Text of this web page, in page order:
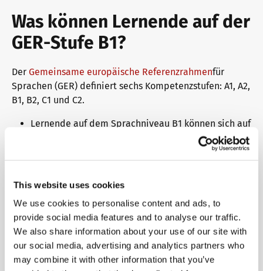
This website uses cookies
We use cookies to personalise content and ads, to
provide social media features and to analyse our traffic.
We also share information about your use of our site with
our social media, advertising and analytics partners who
may combine it with other information that you’ve
Was können Lernende auf der
GER-Stufe B1?
Der Gemeinsame europäische Referenzrahmenfür
Sprachen (GER) definiert sechs Kompetenzstufen: A1, A2,
B1, B2, C1 und C2.
Lernende auf dem Sprachniveau B1 können sich auf
einfache und zusammenhängende Weise im Alltag
verständigen.
Hobbys, Arbeit und aktuelle Ereignisse beteiligen,
über Erlebnisse berichten, Ziele beschreiben und
Ansichten begründen.
Sie können die Grammatik und Sprache im
Allgemeinen korrekt verwenden und einfache Texte